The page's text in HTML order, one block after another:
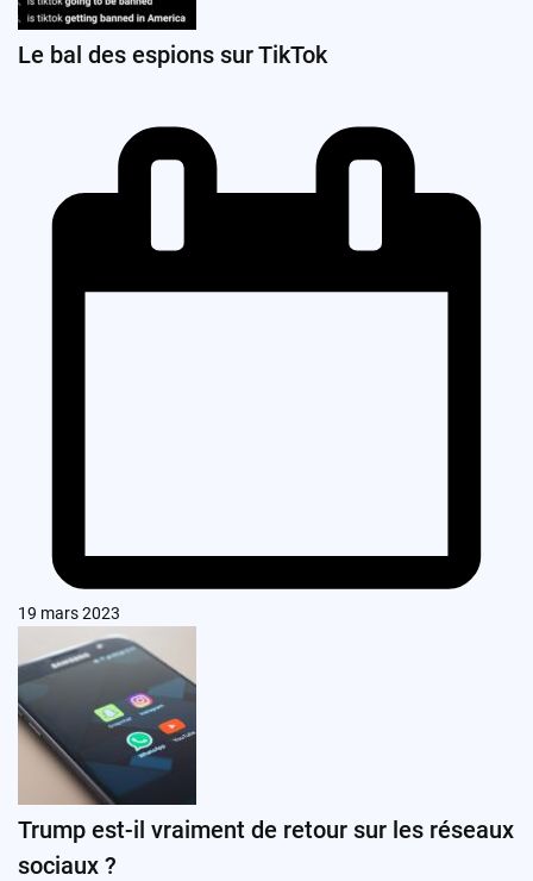
Le bal des espions sur TikTok
19 mars 2023
Trump est-il vraiment de retour sur les réseaux
sociaux ?